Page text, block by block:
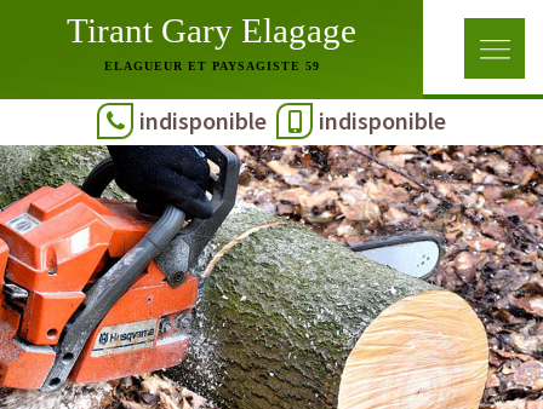
Tirant Gary Elagage
ELAGUEUR ET PAYSAGISTE 59
indisponible indisponible